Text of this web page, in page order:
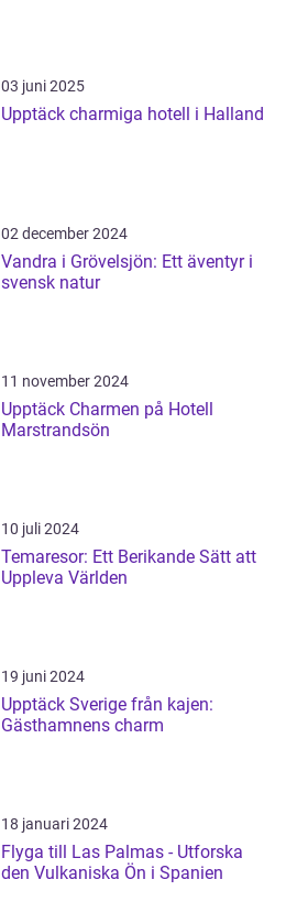
03 juni 2025
Upptäck charmiga hotell i Halland
02 december 2024
Vandra i Grövelsjön: Ett äventyr i
svensk natur
11 november 2024
Upptäck Charmen på Hotell
Marstrandsön
10 juli 2024
Temaresor: Ett Berikande Sätt att
Uppleva Världen
19 juni 2024
Upptäck Sverige från kajen:
Gästhamnens charm
18 januari 2024
Flyga till Las Palmas - Utforska
den Vulkaniska Ön i Spanien